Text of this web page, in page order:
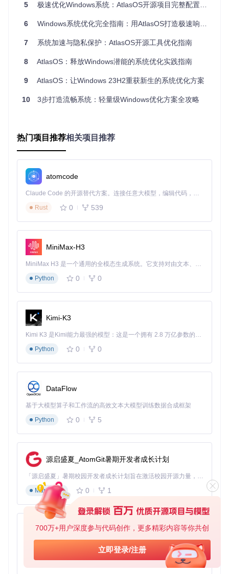
700万+用户深度参与代码创作，更多精彩内容等你共创
立即登录/注册
NR协议可强化本地网络隐私，阻断诊断数据增强收集功能可
等功能，在保证系统兼容性的同时提升安全性。例如，核心隔
对未知应用进行行为分析。
技术架构：AtlasOS优化引擎的原理与实现
AtlasOS的技术架构基于Playbook脚本系统，通过YAML配置
原理
AtlasOS采用“按需配置”的理念，通过分析Windows系统运行
机制，识别并禁用非必要组件和服务。其核心算法包括进程优
先级动态调整、资源使用监控与分配、隐私策略自动应用等。
实现
AtlasOS的优化配置主要通过YAML文件定义，如
Configuration/atlas/start.yml
台进程。这些配置文件通过Playbook脚本系统自动应用到系统
中。
效果
通过实际测试，在Intel i7-13700K+32GB内存环境下，AtlasO
S优化使Windows开机时间缩短28%，应用启动速度提升1
实战指南：AtlasOS的部署与配置
环境检测
在部署AtlasOS之前，需进行环境检测以确保系统兼容性。执
src/playbook/Executables/CLIENTCBS.ps1
组件完整性和兼容性问题。该脚本会生成详细的系统检测报
定制配置
场景的配置建议：
游戏环境配置 ：
启用游戏模式优化：确保src/playbook/tweaks/performanc
e/disable-game-bar.yml
游戏功能。
优化CPU调度：调整src/playbook/tweaks/performance/co
nfig-mmcss.yml ，提升游戏进程优先级。
禁用不必要的后台应用：通过src/playbook/tweaks/perform
ance/disable-background-apps.yml禁用与游戏无关的后台
5 极速优化Windows系统：AtlasOS开源项目完整配置指南
6 Windows系统优化完全指南：用AtlasOS打造极速响应的电脑体验
7 系统加速与隐私保护：AtlasOS开源工具优化指南
8 AtlasOS：释放Windows潜能的系统优化实践指南
9 AtlasOS：让Windows 23H2重获新生的系统优化方案
10 3步打造流畅系统：轻量级Windows优化方案全攻略
热门项目推荐相关项目推荐
atomcode
Claude Code 的开源替代方案。连接任意大模型，编辑代码，运行命令，自动验证 — 全自动执行。用 Rust 构建，极致性能。 ｜ An open-source alternative to Claude Code. Connect any LLM, edit code, run commands, and verify changes — autonomously. Built in Rust for speed. Get Started
Rust
0 539
MiniMax-H3
MiniMax H3 是一个通用的全模态生成系统。它支持对由文本、图像、视频和音频组成的多模态上下文进行统一理解，并能生成分辨率高达 2K、时长可达 15 秒的带原生立体声音频的视频。得益于面向任务泛化的系统设计，H3 在预训练阶段就已具备广泛的多模态上下文理解与生成能力，能够出色地执行复杂的多模态指令。
Python
0 0
Kimi-K3
Kimi K3 是Kimi能力最强的模型：这是一个拥有 2.8 万亿参数的混合专家（MoE）模型，具备原生视觉理解能力，并支持 100 万 token 的上下文窗口。
Python
0 0
DataFlow
基于大模型算子和工作流的高效文本大模型训练数据合成框架
Python
0 5
源启盛夏_AtomGit暑期开发者成长计划
「源启盛夏」暑期校园开发者成长计划旨在激活校园开源力量，通过积分激励、认证扶持、资源倾斜等形式，引导高校组织和开发者完成「入驻 — 建项目 — 做贡献 — 获认证 — 得资源」的完整闭环。无论你是想带领社团入驻平台的组织者，还是希望用代码贡献证明自己的开发者，都能在这里找到属于你的成长路径。
Markdown
0 1
py-xiaozhi
基于Python的Xiaozhi AI，适用于想要完整Xiaozhi体验而无需拥有专用硬件的用户。
Python
0 1